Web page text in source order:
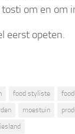
om en om
eerst opeten.
food styliste
moestuin